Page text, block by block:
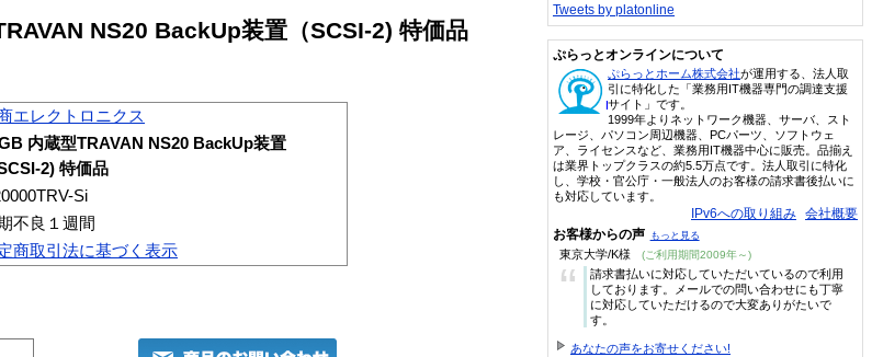
NS20 BackUp装置（SCSI-2) 特価品
エレクトロニクス
内蔵型TRAVAN NS20 BackUp装置
SCSI-2) 特価品
Si
不良１週間
商取引法に基づく表示
Tweets by platonline
ぷらっとオンラインについて
ぷらっとホーム株式会社が運用する、法人取
引に特化した「業務用IT機器専門の調達支援
サイト」です。
1999年よりネットワーク機器、サーバ、スト
レージ、パソコン周辺機器、PCパーツ、ソフトウェ
ア、ライセンスなど、業務用IT機器中心に販売。品揃え
は業界トップクラスの約5.5万点です。法人取引に特化
し、学校・官公庁・一般法人のお客様の請求書後払いに
も対応しています。
IPv6への取り組み 会社概要
お客様からの声 もっと見る
東京大学/K様 (ご利用期間2009年～)
“
請求書払いに対応していただいているので利用
しております。メールでの問い合わせにも丁寧
に対応していただけるので大変ありがたいで
す。
あなたの声をお寄せください!